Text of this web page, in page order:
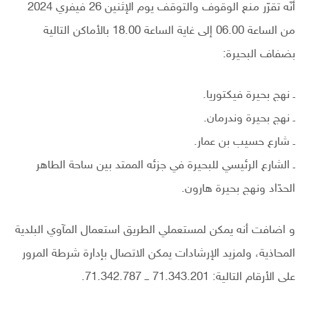
أنّه تقرّر منع الوقوف والتوقف يوم الإثنين 26 فيفري 2024
من الساعة 06.00 إلى غاية الساعة 18.00 بالأماكن التالية
بضفاف البحيرة:
ـ نهج بحيرة فيكتوريا.
ـ نهج بحيرة وندرمان.
ـ شارع حسيب بن عمار.
ـ الشارع الرئيسي للبحيرة في جزئه الممتد بين ساحة الطاهر
الحدّاد ونهج بحيرة هارون.
و اضافت أنه يمكن لمستعملي الطريق استعمال المآوي البلدية
المحاذية، ولمزيد الإرشادات يمكن الاتصال بإدارة شرطة المرور
على الأرقام التالية: 71.343.201 ــ 71.342.787.